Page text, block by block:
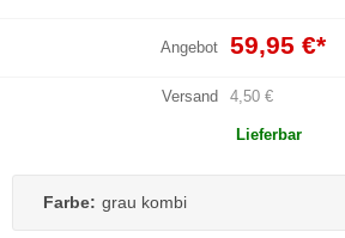
Angebot 59,95 €*
Versand 4,50 €
Lieferbar
Farbe: grau kombi